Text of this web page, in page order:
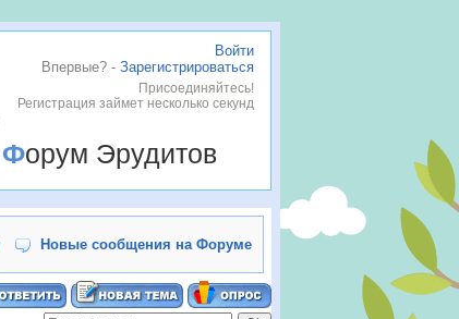
Войти
Впервые? - Зарегистрироваться
Присоединяйтесь!
Регистрация займет несколько секунд
Форум Эрудитов
Новые сообщения на Форуме